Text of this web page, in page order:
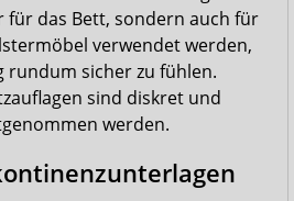
das Bett, sondern auch für
verwendet werden,
rundum sicher zu fühlen.
sind diskret und
werden.